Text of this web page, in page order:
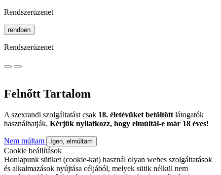
Rendszerüzenet
rendben
Rendszerüzenet
Felnőtt Tartalom
A szexrandi szolgáltatást csak 18. életévüket betöltött látogatók
használhatják. Kérjük nyilatkozz, hogy elmúltál-e már 18 éves!
Nem múltam Igen, elmúltam
Cookie beállítások
Honlapunk sütiket (cookie-kat) használ olyan webes szolgáltatások
és alkalmazások nyújtása céljából, melyek sütik nélkül nem